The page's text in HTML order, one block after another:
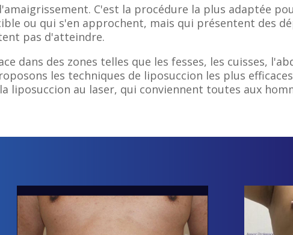
C'est la procédure la plus adaptée
ou qui s'en approchent, mais qui présentent des
pas d'atteindre.
dans des zones telles que les fesses, les cuisses,
les techniques de liposuccion les plus
liposuccion au laser, qui conviennent toutes aux